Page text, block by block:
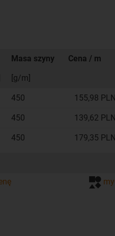
Masa szyny
Cena / m
[g/m]
450 155,98 PLN
450 139,62 PLN
450 179,35 PLN